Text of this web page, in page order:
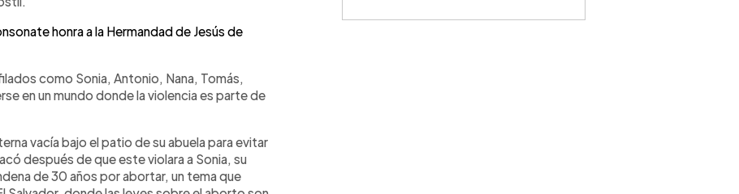
honra a la Hermandad de Jesús de
como Sonia, Antonio, Nana, Tomás,
en un mundo donde la violencia es parte de
vacía bajo el patio de su abuela para evitar
después de que este violara a Sonia, su
de 30 años por abortar, un tema que